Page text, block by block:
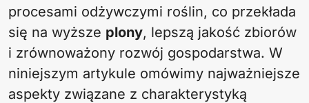
procesami odżywczymi roślin, co przekłada
się na wyższe plony, lepszą jakość zbiorów
i zrównoważony rozwój gospodarstwa. W
niniejszym artykule omówimy najważniejsze
aspekty związane z charakterystyką